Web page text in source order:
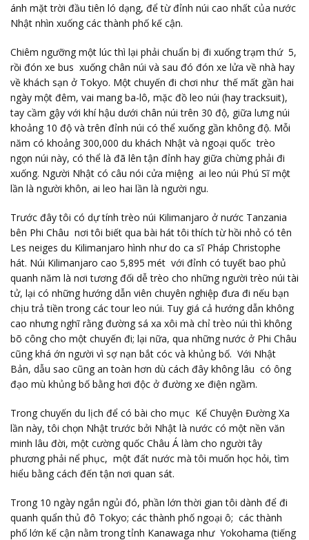
ánh mặt trời đầu tiên ló dạng, để từ đỉnh núi cao nhất của nước
Nhật nhìn xuống các thành phố kế cận.
Chiêm ngưỡng một lúc thì lại phải chuẩn bị đi xuống trạm thứ 5,
rồi đón xe bus xuống chân núi và sau đó đón xe lửa về nhà hay
về khách sạn ở Tokyo. Một chuyến đi chơi như thế mất gần hai
ngày một đêm, vai mang ba-lô, mặc đồ leo núi (hay tracksuit),
tay cầm gậy với khí hậu dưới chân núi trên 30 độ, giữa lưng núi
khoảng 10 độ và trên đỉnh núi có thể xuống gần không độ. Mỗi
năm có khoảng 300,000 du khách Nhật và ngoại quốc trèo
ngọn núi này, có thể là đã lên tận đỉnh hay giữa chừng phải đi
xuống. Người Nhật có câu nói cửa miệng ai leo núi Phú Sĩ một
lần là người khôn, ai leo hai lần là người ngu.
Trước đây tôi có dự tính trèo núi Kilimanjaro ở nước Tanzania
bên Phi Châu nơi tôi biết qua bài hát tôi thích từ hồi nhỏ có tên
Les neiges du Kilimanjaro hình như do ca sĩ Pháp Christophe
hát. Núi Kilimanjaro cao 5,895 mét với đỉnh có tuyết bao phủ
quanh năm là nơi tương đối dễ trèo cho những người trèo núi tài
tử, lại có những hướng dẫn viên chuyên nghiệp đưa đi nếu bạn
chịu trả tiền trong các tour leo núi. Tuy giá cả hướng dẫn không
cao nhưng nghĩ rằng đường sá xa xôi mà chỉ trèo núi thì không
bõ công cho một chuyến đi; lại nữa, qua những nước ở Phi Châu
cũng khá ớn người vì sợ nạn bắt cóc và khủng bố. Với Nhật
Bản, dẫu sao cũng an toàn hơn dù cách đây không lâu có ông
đạo mù khủng bố bằng hơi độc ở đường xe điện ngầm.
Trong chuyến du lịch để có bài cho mục Kể Chuyện Đường Xa
lần này, tôi chọn Nhật trước bởi Nhật là nước có một nền văn
minh lâu đời, một cường quốc Châu Á làm cho người tây
phương phải nể phục, một đất nước mà tôi muốn học hỏi, tìm
hiểu bằng cách đến tận nơi quan sát.
Trong 10 ngày ngắn ngủi đó, phần lớn thời gian tôi dành để đi
quanh quẩn thủ đô Tokyo; các thành phố ngoại ô; các thành
phố lớn kế cận nằm trong tỉnh Kanawaga như Yokohama (tiếng